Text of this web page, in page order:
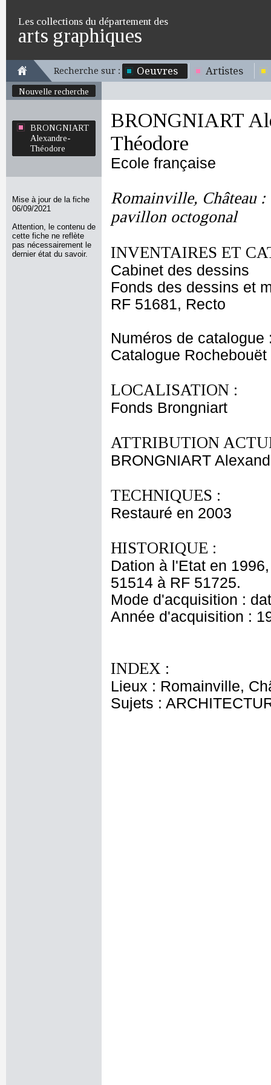
Les collections du département des
arts graphiques
Recherche sur : Oeuvres Artistes
Nouvelle recherche
BRONGNIART
Alexandre-
Théodore
Mise à jour de la fiche
06/09/2021
Attention, le contenu de
cette fiche ne reflète
pas nécessairement le
dernier état du savoir.
BRONGNIART
Théodore
Ecole française
Romainville, Château :
pavillon octogonal
INVENTAIRES ET
Cabinet des dessins
Fonds des dessins et
RF 51681, Recto
Numéros de catalogue
Catalogue Rochebouët
LOCALISATION :
Fonds Brongniart
ATTRIBUTION
BRONGNIART
TECHNIQUES :
Restauré en 2003
HISTORIQUE :
Dation à l'Etat en
51514 à RF 51725.
Mode d'acquisition :
Année d'acquisition :
INDEX :
Lieux : Romainville,
Sujets :